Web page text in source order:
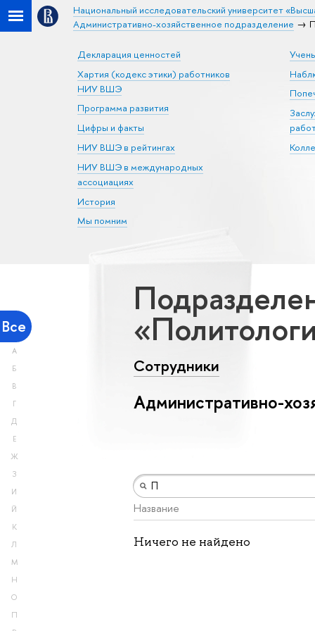
Национальный исследовательский университет
Административно-хозяйственное подразделение
Декларация ценностей
Хартия (кодекс этики) работников
НИУ ВШЭ
Программа развития
Цифры и факты
НИУ ВШЭ в рейтингах
НИУ ВШЭ в международных
ассоциациях
История
Мы помним
Все
А
Б
В
Г
Д
Е
Ж
З
И
Й
К
Л
М
Н
О
П
Сотрудники
Административно-
Название
Ничего не найдено